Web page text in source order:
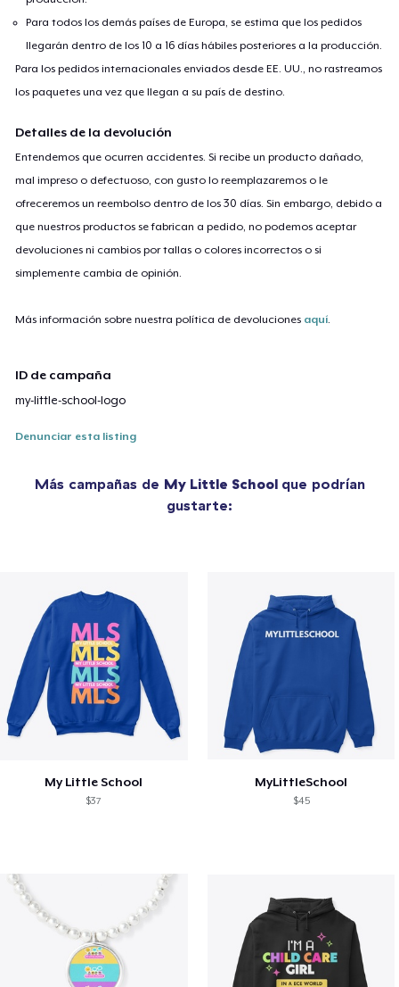
Para todos los demás países de Europa, se estima que los pedidos
llegarán dentro de los 10 a 16 días hábiles posteriores a la producción.
Para los pedidos internacionales enviados desde EE. UU., no rastreamos
los paquetes una vez que llegan a su país de destino.
Detalles de la devolución
Entendemos que ocurren accidentes. Si recibe un producto dañado,
mal impreso o defectuoso, con gusto lo reemplazaremos o le
ofreceremos un reembolso dentro de los 30 días. Sin embargo, debido a
que nuestros productos se fabrican a pedido, no podemos aceptar
devoluciones ni cambios por tallas o colores incorrectos o si
simplemente cambia de opinión.
Más información sobre nuestra política de devoluciones aquí.
ID de campaña
my-little-school-logo
Denunciar esta listing
Más campañas de My Little School que podrían
gustarte:
My Little School
$37
MyLittleSchool
$45